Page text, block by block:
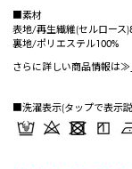
■素材
表地/再生繊維(セルロース
裏地/ポリエステル100%
さらに詳しい商品情報は≫
■洗濯表示(タップで表示